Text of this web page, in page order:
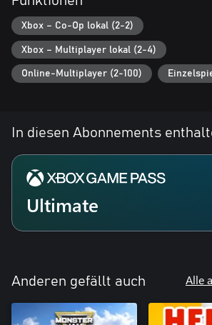
Xbox – Co-Op lokal (2-2)
Xbox – Multiplayer lokal (2-4)
Online-Multiplayer (2-100)
In diesen Abonnements
Ultimate
Anderen gefällt auch Alle